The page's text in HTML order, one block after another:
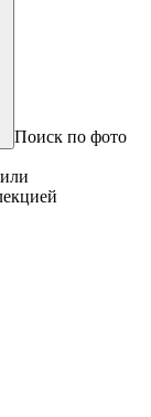
Поиск по фото